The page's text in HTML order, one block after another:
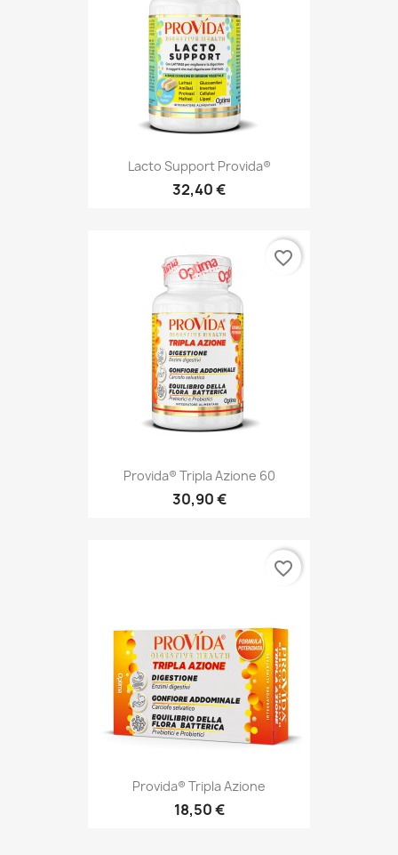
Lacto Support Provida®
32,40 €
Provida® Tripla Azione 60
30,90 €
favorite_border
Provida® Tripla Azione
18,50 €
favorite_border